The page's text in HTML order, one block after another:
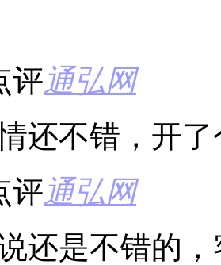
评通弘网
还不错，开
评通弘网
还是不错的